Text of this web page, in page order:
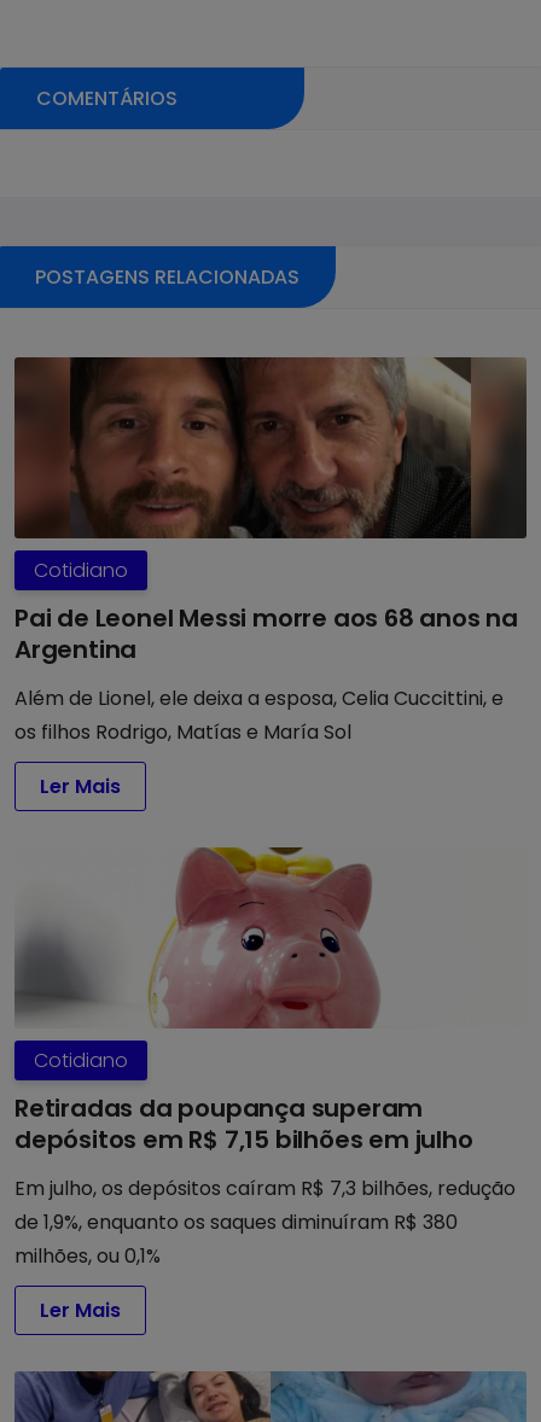
COMENTÁRIOS
Pular sessão de comentários
POSTAGENS RELACIONADAS
Cotidiano
Pai de Leonel Messi morre aos 68 anos na
Argentina
Além de Lionel, ele deixa a esposa, Celia Cuccittini, e
os filhos Rodrigo, Matías e María Sol
Ler Mais
Cotidiano
Retiradas da poupança superam
depósitos em R$ 7,15 bilhões em julho
Em julho, os depósitos caíram R$ 7,3 bilhões, redução
de 1,9%, enquanto os saques diminuíram R$ 380
milhões, ou 0,1%
Ler Mais